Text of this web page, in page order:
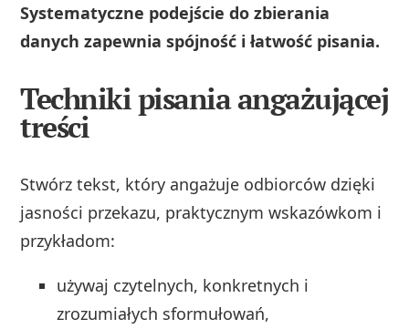
Systematyczne podejście do zbierania
danych zapewnia spójność i łatwość pisania.
Techniki pisania angażującej
treści
Stwórz tekst, który angażuje odbiorców dzięki
jasności przekazu, praktycznym wskazówkom i
przykładom:
używaj czytelnych, konkretnych i
zrozumiałych sformułowań,